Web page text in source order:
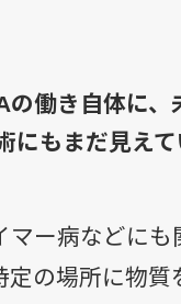
働き自体に、
にもまだ見え
マー病などに
定の場所に物